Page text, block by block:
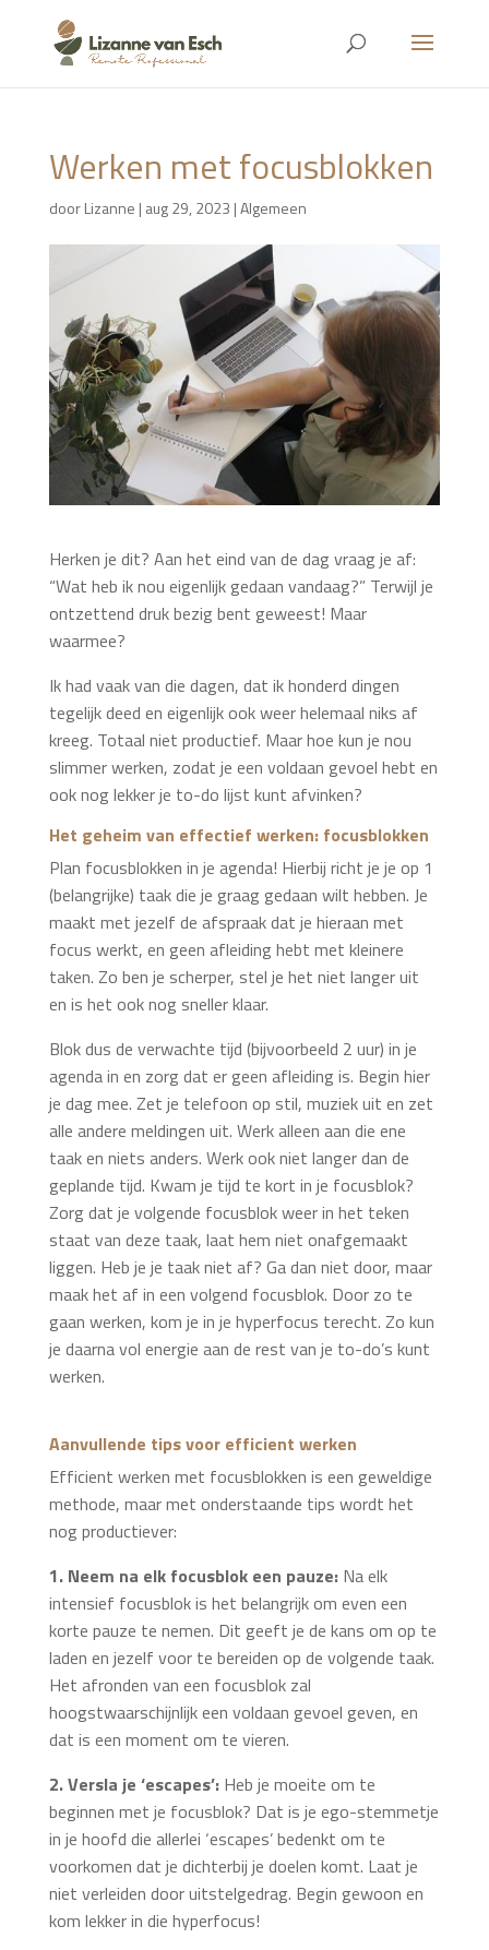
Werken met focusblokken
doorLizanne | aug 29, 2023 |Algemeen
Herken je dit? Aan het eind van de dag vraag je af:
“Wat heb ik nou eigenlijk gedaan vandaag?” Terwijl je
ontzettend druk bezig bent geweest! Maar
waarmee?
Ik had vaak van die dagen, dat ik honderd dingen
tegelijk deed en eigenlijk ook weer helemaal niks af
kreeg. Totaal niet productief. Maar hoe kun je nou
slimmer werken, zodat je een voldaan gevoel hebt en
ook nog lekker je to-do lijst kunt afvinken?
Het geheim van effectief werken: focusblokken
Plan focusblokken in je agenda! Hierbij richt je je op 1
(belangrijke) taak die je graag gedaan wilt hebben. Je
maakt met jezelf de afspraak dat je hieraan met
focus werkt, en geen afleiding hebt met kleinere
taken. Zo ben je scherper, stel je het niet langer uit
en is het ook nog sneller klaar.
Blok dus de verwachte tijd (bijvoorbeeld 2 uur) in je
agenda in en zorg dat er geen afleiding is. Begin hier
je dag mee. Zet je telefoon op stil, muziek uit en zet
alle andere meldingen uit. Werk alleen aan die ene
taak en niets anders. Werk ook niet langer dan de
geplande tijd. Kwam je tijd te kort in je focusblok?
Zorg dat je volgende focusblok weer in het teken
staat van deze taak, laat hem niet onafgemaakt
liggen. Heb je je taak niet af? Ga dan niet door, maar
maak het af in een volgend focusblok. Door zo te
gaan werken, kom je in je hyperfocus terecht. Zo kun
je daarna vol energie aan de rest van je to-do’s kunt
werken.
Aanvullende tips voor efficient werken
Efficient werken met focusblokken is een geweldige
methode, maar met onderstaande tips wordt het
nog productiever:
1. Neem na elk focusblok een pauze:Na elk
intensief focusblok is het belangrijk om even een
korte pauze te nemen. Dit geeft je de kans om op te
laden en jezelf voor te bereiden op de volgende taak.
Het afronden van een focusblok zal
hoogstwaarschijnlijk een voldaan gevoel geven, en
dat is een moment om te vieren.
2. Versla je ‘escapes’:Heb je moeite om te
beginnen met je focusblok? Dat is je ego-stemmetje
in je hoofd die allerlei ‘escapes’ bedenkt om te
voorkomen dat je dichterbij je doelen komt. Laat je
niet verleiden door uitstelgedrag. Begin gewoon en
kom lekker in die hyperfocus!